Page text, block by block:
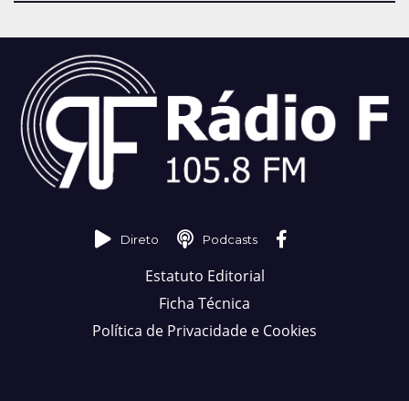
Direto Podcasts
Estatuto Editorial
Ficha Técnica
Política de Privacidade e Cookies